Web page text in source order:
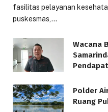
fasilitas pelayanan
puskesmas,…
Wacana
Polder
Ruang